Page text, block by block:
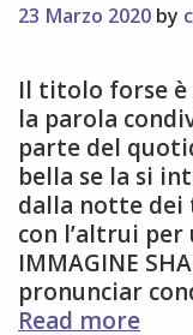
23 Marzo 2020 by
Il titolo forse è
la parola
parte del
bella se la si
dalla notte dei
con l’altrui per
IMMAGINE
pronunciar
Read more